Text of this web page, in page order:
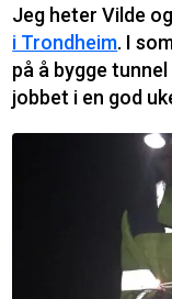
Jeg heter Vilde
i Trondheim. I
på å bygge
jobbet i en god